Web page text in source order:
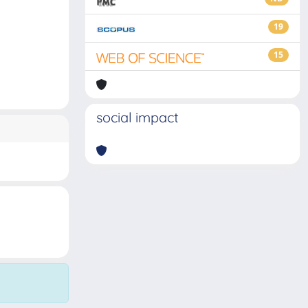
19
15
social impact